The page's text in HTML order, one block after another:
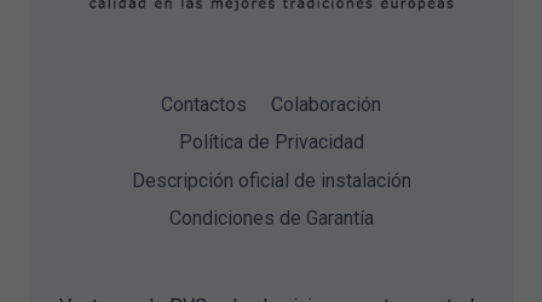
Contactos
Colaboración
Política de Privacidad
Descripción oficial de instalación
Condiciones de Garantía